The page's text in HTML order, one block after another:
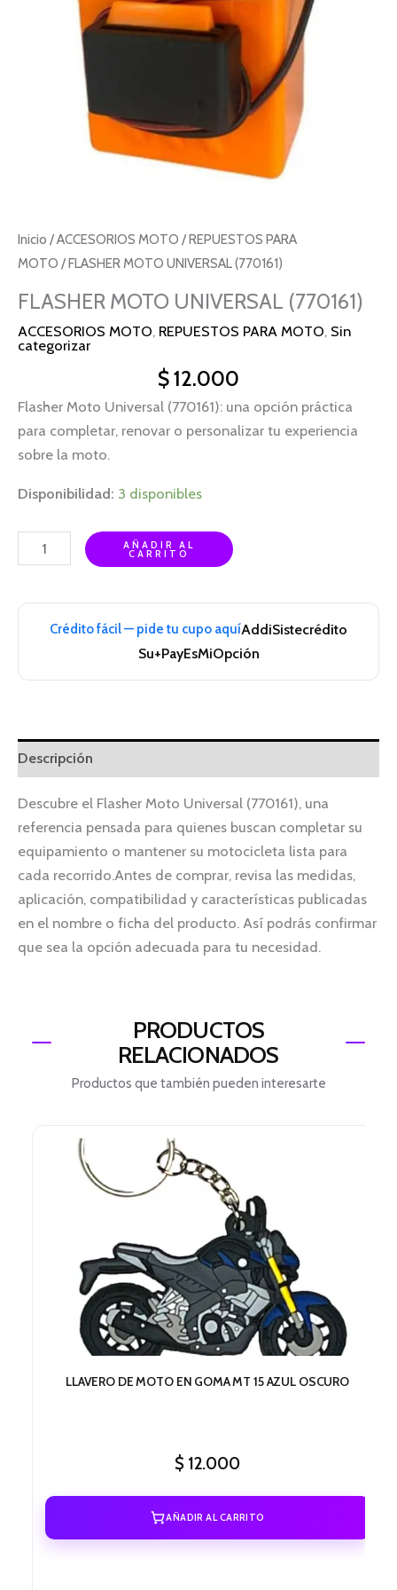
Inicio /ACCESORIOS MOTO /REPUESTOS PARA
MOTO / FLASHER MOTO UNIVERSAL (770161)
FLASHER MOTO UNIVERSAL (770161)
ACCESORIOS MOTO, REPUESTOS PARA MOTO, Sin
categorizar
$12.000
Flasher Moto Universal (770161): una opción práctica
para completar, renovar o personalizar tu experiencia
sobre la moto.
Disponibilidad: 3 disponibles
AÑADIR AL
CARRITO
Crédito fácil — pide tu cupo aquíAddiSistecrédito
Su+PayEsMiOpción
Descripción
Descubre el Flasher Moto Universal (770161), una
referencia pensada para quienes buscan completar su
equipamiento o mantener su motocicleta lista para
cada recorrido.Antes de comprar, revisa las medidas,
aplicación, compatibilidad y características publicadas
en el nombre o ficha del producto. Así podrás confirmar
que sea la opción adecuada para tu necesidad.
PRODUCTOS
RELACIONADOS
Productos que también pueden interesarte
LLAVERO DE MOTO EN GOMA MT 15 AZUL OSCURO
$ 12.000
AÑADIR AL CARRITO